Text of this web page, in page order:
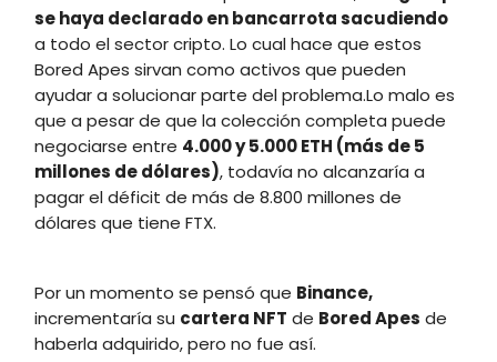
se haya declarado en bancarrotasacudiendo
a todo el sector cripto. Lo cual hace que estos
Bored Apes sirvan como activos que pueden
ayudar a solucionar parte del problema.Lo malo es
que a pesar de que la colección completa puede
negociarse entre 4.000 y 5.000 ETH (más de 5
millones de dólares), todavía no alcanzaría a
pagar el déficit de más de 8.800 millones de
dólares que tiene FTX.
Por un momento se pensó que Binance,
incrementaría su cartera NFT de Bored Apes de
haberla adquirido, pero no fue así.